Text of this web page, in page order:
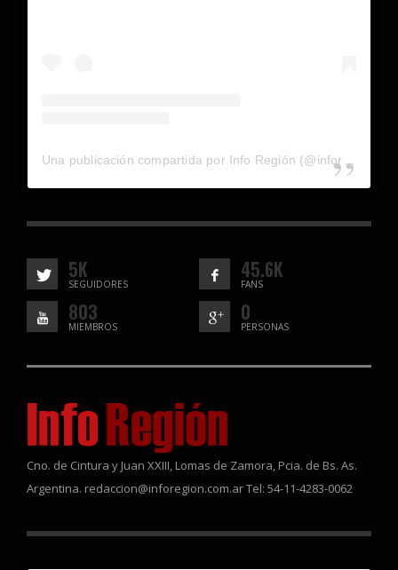
5K
SEGUIDORES
45.6K
FANS
803
MIEMBROS
0
PERSONAS
Cno. de Cintura y Juan XXIII, Lomas de Zamora, Pcia. de Bs. As.
Argentina. redaccion@inforegion.com.ar Tel: 54-11-4283-0062